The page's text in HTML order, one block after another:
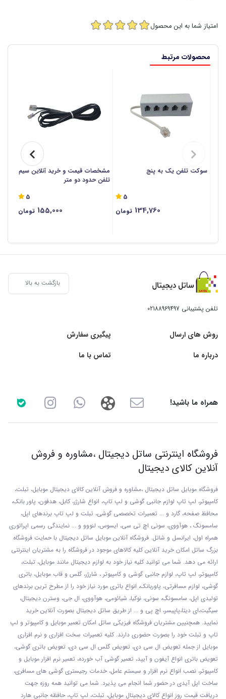
امتیاز شما به این محصول
محصولات مرتبط
سوکت تلفن یک به پنج
5
134,760 تومان
مشخصات قیمت و خرید آنلاین سیم
تلفن حدود دو متر
5
155,000 تومان
بازگشت به بالا
تلفن پشتیبانی 02188969497
روش های ارسال
پیگیری سفارش
درباره ما
تماس با ما
همراه ما باشید!
فروشگاه اینترنتی ساتل دیجیتال ،مشاوره و فروش
آنلاین کالای دیجیتال
فروشگاه موبایل ساتل دیجیتال ،مشاوره و فروش آنلاین کالای دیجیتال موبایل، تبلت،
کامپیوتر، لپ تاپ لوازم جانبی گوشی و لپ تاپ، انواع شارژر، کابل، هدفون، پاور بانک،
محافظ صفحه، گارد و ... تعمیرات تخصصی گوشی، تبلت و لپ تاپ برندهای اپل،
سامسونگ ، هوآووی، سونی اچ تی سی، ایسوس، لنووو و ... نمایندگی رسمی اپراتوری
همراه اول، ایرانسل و شاتل. فروشگاه آنلاین موبایل ساتل دیجیتال با حمایت فروشگاه
بزرگ ساتل امکان خرید آنلاین کلیه کالاهای موجود در فروشگاه را به مشتریان اینترنتی
ارائه می دهد. شما می توانید کلیه نیاز خود به لوازم دیجیتال مانند موبایل، تبلت،
کامپیوتر، لپ تاپ، لوازم جانبی گوشی و کامپیوتر ، شارژر، گلس و قاب موبایل، باتری
گوشی، لوازم مسافرتی، پاوربانک، انواع باتری مورد نیاز خود را از مطرح ترین برندهای
تولیدی اپل، سامسونگ، سونی، نوکیا، شیائومی، هوآووی، ال جی، وسترن دیجیتال،
سیگیت،ای دیتا،پاپیسر، اچ پی و ... از طریق ساتل دیجیتال بصورت آنلاین خرید
نمایید. همچنیین مشتریان فروشگاه فیزیکی ساتل امکان تعمیر موبایل و کامپیوتر و لپ
تاپ و تبلت خود را بصورت حضوری دارند. کلیه تعمیرات سخت افزاری و نرم افزاری
موبایل از جمله تعویض ال سی دی، تعویض گلس ال سی دی، تعویض باتری گوشی،
تعویض باتری انواع آیفون و آیپد، تعمیر گوشی آب خورده، تعمیر نرم افزار موبایل و
کامپیوتر، نصب انواع نرم افزار و سیستم عامل، خدمات رجیستری گوشی های مسافری،
ساخت اپل آیدی در حضور شما انجام می پذیرد. شما می توانید همه روزه جهت
دریافت قیمت روز انواع کالای دیجیتال موبایل، تبلت، لپ تاپ، حافظه جانبی هارد